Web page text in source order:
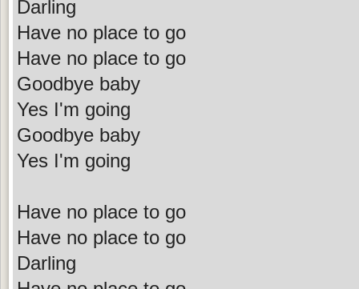
Darling
Have no place to go
Have no place to go
Goodbye baby
Yes I'm going
Goodbye baby
Yes I'm going
Have no place to go
Have no place to go
Darling